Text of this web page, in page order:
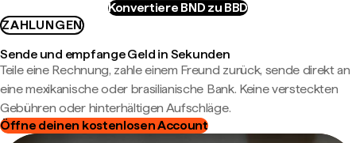
Konvertiere BND zu BBD
ZAHLUNGEN
Sende und empfange Geld in Sekunden
Teile eine Rechnung, zahle einem Freund zurück, sende direkt an
eine mexikanische oder brasilianische Bank. Keine versteckten
Gebühren oder hinterhältigen Aufschläge.
Öffne deinen kostenlosen Account